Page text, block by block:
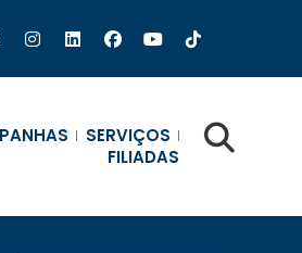
SERVIÇOS
FILIADAS